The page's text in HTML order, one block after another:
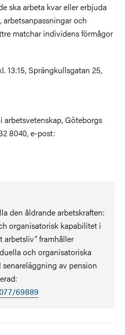
ska arbeta kvar eller erbjuda
och
matchar individens förmågor
13:15, Sprängkullsgatan 25,
arbetsvetenskap, Göteborgs
8040, e-post:
den åldrande arbetskraften:
organisatorisk kapabilitet i
framhåller
och organisatoriska
av pension
69889